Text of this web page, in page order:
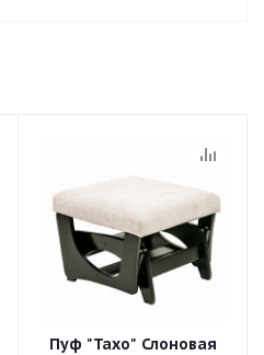
Пуф "Тахо" Слоновая